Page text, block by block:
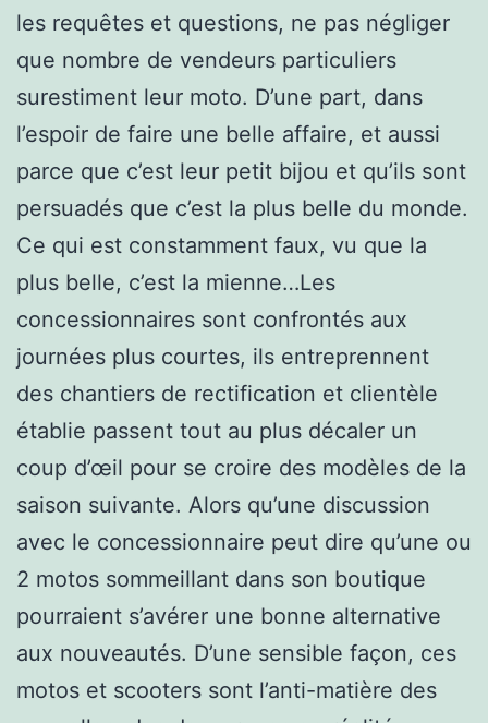
les requêtes et questions, ne pas négliger
que nombre de vendeurs particuliers
surestiment leur moto. D’une part, dans
l’espoir de faire une belle affaire, et aussi
parce que c’est leur petit bijou et qu’ils sont
persuadés que c’est la plus belle du monde.
Ce qui est constamment faux, vu que la
plus belle, c’est la mienne…Les
concessionnaires sont confrontés aux
journées plus courtes, ils entreprennent
des chantiers de rectification et clientèle
établie passent tout au plus décaler un
coup d’œil pour se croire des modèles de la
saison suivante. Alors qu’une discussion
avec le concessionnaire peut dire qu’une ou
2 motos sommeillant dans son boutique
pourraient s’avérer une bonne alternative
aux nouveautés. D’une sensible façon, ces
motos et scooters sont l’anti-matière des